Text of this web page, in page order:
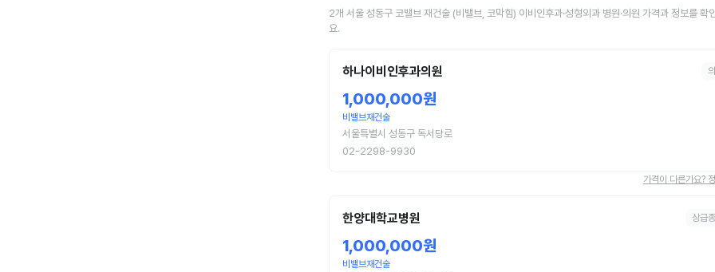
2개 서울 성동구 코밸브 재건술 (비밸브, 코막힘) 이비인후과·성형외과 병원·의원 가격과 정보를 확
요.
하나이비인후과의원
1,000,000원
비밸브재건술
서울특별시 성동구 독서당로
02-2298-9930
가격이 다른가요?
한양대학교병원 상급
1,000,000원
비밸브재건술